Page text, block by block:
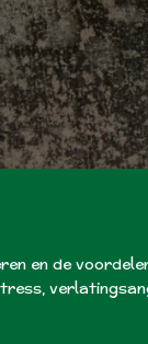
en de